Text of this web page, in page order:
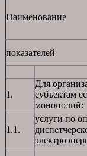
Наименование
показателей
1.
Для
субъектам
монополий:
1.1.
услуги по